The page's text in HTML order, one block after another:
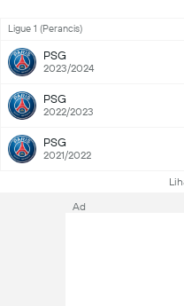
Ligue 1 (Perancis)
PSG
2023/2024
PSG
2022/2023
PSG
2021/2022
Ad